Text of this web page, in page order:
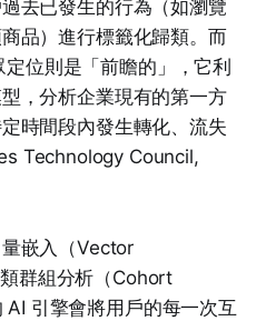
去已發生的行為（如瀏覽
品）進行標籤化歸類。而
位則是「前瞻的」，它利
，分析企業現有的第一方
時間段內發生轉化、流失
Technology Council,
嵌入（Vector
群組分析（Cohort
引擎會將用戶的每一次互